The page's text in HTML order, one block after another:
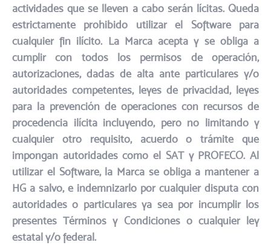
actividades que se lleven a cabo serán lícitas. Queda
estrictamente prohibido utilizar el Software para
cualquier fin ilícito. La Marca acepta y se obliga a
cumplir con todos los permisos de operación,
autorizaciones, dadas de alta ante particulares y/o
autoridades competentes, leyes de privacidad, leyes
para la prevención de operaciones con recursos de
procedencia ilícita incluyendo, pero no limitando y
cualquier otro requisito, acuerdo o trámite que
impongan autoridades como el SAT y PROFECO. Al
utilizar el Software, la Marca se obliga a mantener a
HG a salvo, e indemnizarlo por cualquier disputa con
autoridades o particulares ya sea por incumplir los
presentes Términos y Condiciones o cualquier ley
estatal y/o federal.​